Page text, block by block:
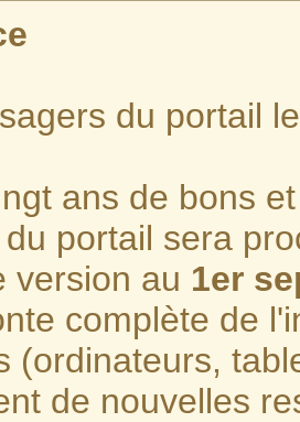
du portail
ans de bons
portail sera
version au 1er
complète de
(ordinateurs,
de nouvelles